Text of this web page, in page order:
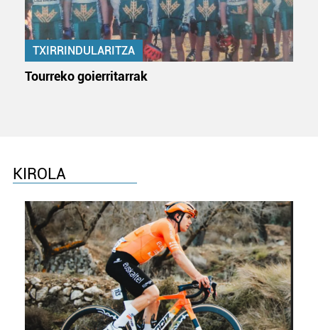
TXIRRINDULARITZA
Tourreko goierritarrak
KIROLA